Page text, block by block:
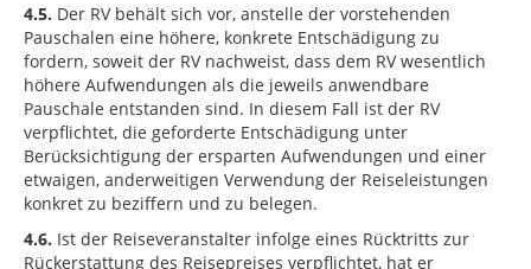
4.5. Der RV behält sich vor, anstelle der vorstehenden
Pauschalen eine höhere, konkrete Entschädigung zu
fordern, soweit der RV nachweist, dass dem RV wesentlich
höhere Aufwendungen als die jeweils anwendbare
Pauschale entstanden sind. In diesem Fall ist der RV
verpflichtet, die geforderte Entschädigung unter
Berücksichtigung der ersparten Aufwendungen und einer
etwaigen, anderweitigen Verwendung der Reiseleistungen
konkret zu beziffern und zu belegen.
4.6. Ist der Reiseveranstalter infolge eines Rücktritts zur
Rückerstattung des Reisepreises verpflichtet, hat er